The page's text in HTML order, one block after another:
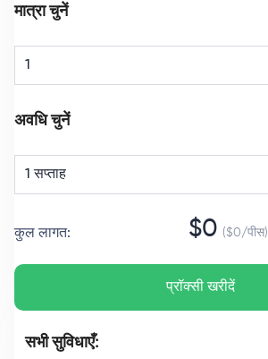
मात्रा चुनें
अवधि चुनें
1 सप्ताह
कुल लागत: $0 ($0/पीस)
प्रॉक्सी खरीदें
सभी सुविधाएँ: